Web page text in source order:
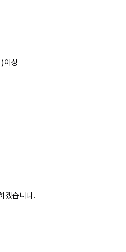
적으시오. 19-
이상
겠습니다.